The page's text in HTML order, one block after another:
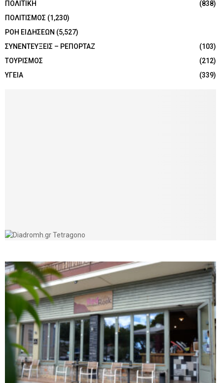
ΠΟΛΙΤΙΚΗ
(838)
ΠΟΛΙΤΙΣΜΟΣ (1,230)
ΡΟΗ ΕΙΔΗΣΕΩΝ (5,527)
ΣΥΝΕΝΤΕΥΞΕΙΣ – ΡΕΠΟΡΤΑΖ
(103)
ΤΟΥΡΙΣΜΟΣ
(212)
ΥΓΕΙΑ
(339)